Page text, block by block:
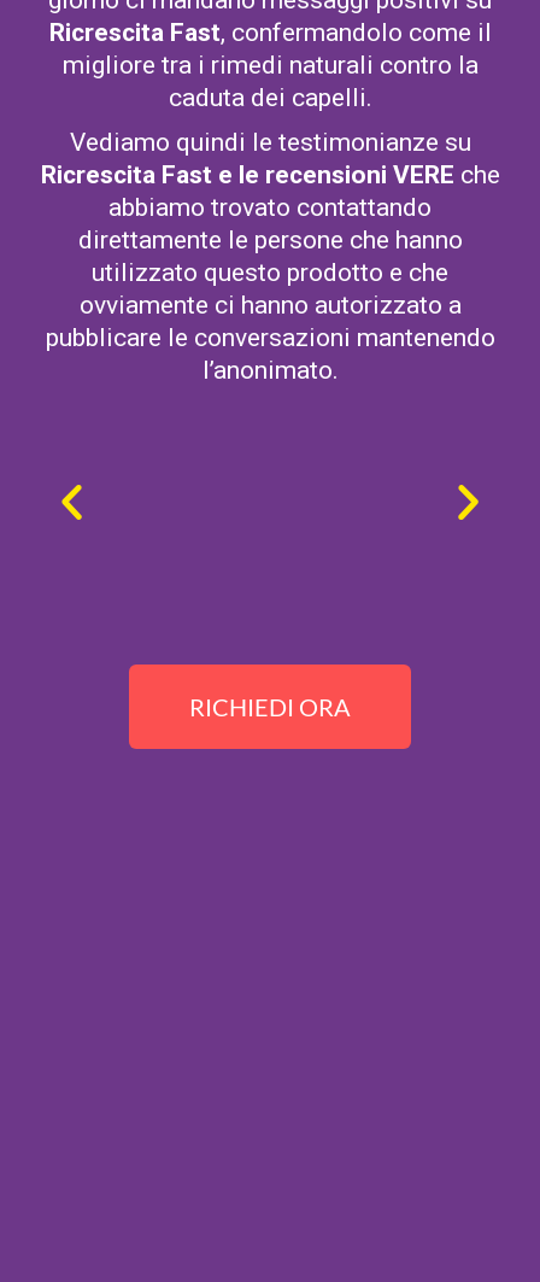
Ricrescita Fast, confermandolo come il
migliore tra i rimedi naturali contro la
caduta dei capelli.
Vediamo quindi le testimonianze su
Ricrescita Fast e le recensioni VERE che
abbiamo trovato contattando
direttamente le persone che hanno
utilizzato questo prodotto e che
ovviamente ci hanno autorizzato a
pubblicare le conversazioni mantenendo
l’anonimato.
RICHIEDI ORA